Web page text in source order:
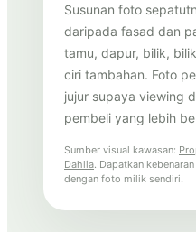
Susunan foto
daripada fasad dan
tamu, dapur, bilik,
ciri tambahan. Foto
jujur supaya viewing
pembeli yang lebih
Sumber visual kawasan:
Dahlia. Dapatkan
dengan foto milik sendiri.